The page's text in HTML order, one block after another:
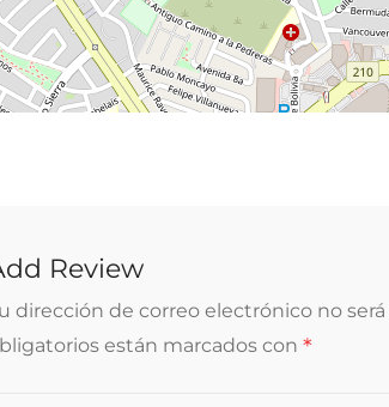
Review
dirección de correo electrónico no
están marcados con *